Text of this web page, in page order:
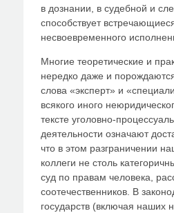
в дознании, в судебной и
способствует
несвоевременного
Многие теоретические и
нередко даже и
слова «эксперт» и
всякого иного
тексте уголовно-
деятельности означают
что в этом разграничении
коллеги не столь
суд по правам человека,
соотечественников. В
государств (включая наших